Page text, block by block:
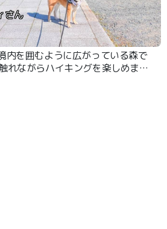
さん
内を囲むように広がっている森で
ながらハイキングを楽しめまし